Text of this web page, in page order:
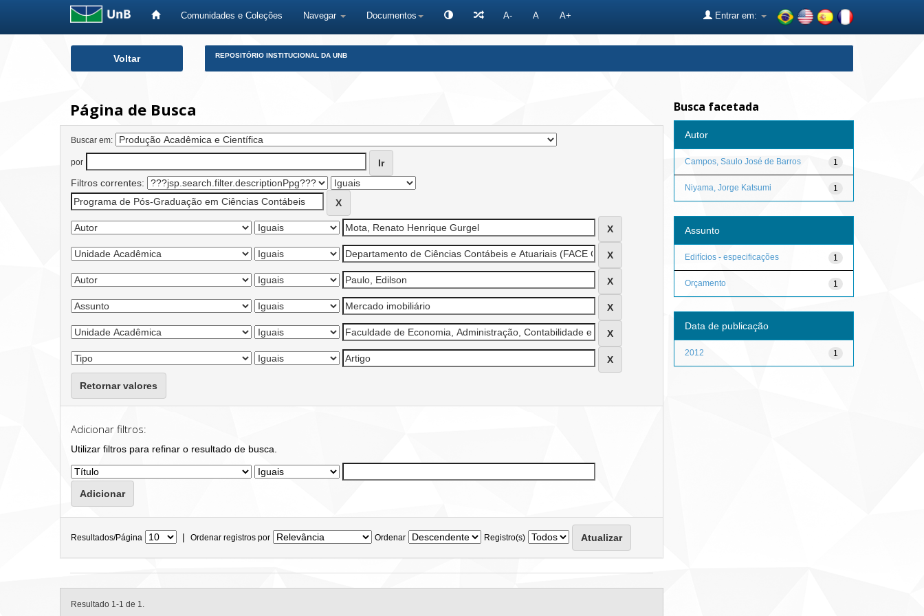
Comunidades e Coleções Navegar Documentos A- A A+ Entrar em:
Voltar REPOSITÓRIO INSTITUCIONAL DA UNB
Página de Busca
Buscar em:
por
Filtros correntes:
Retornar valores
Adicionar filtros:
Utilizar filtros para refinar o resultado de busca.
Resultados/Página | Ordenar registros por Ordenar Registro(s)
Resultado 1-1 de 1.
Busca facetada
Autor
1
Campos, Saulo José de Barros
1
Niyama, Jorge Katsumi
Assunto
1
Edifícios - especificações
1
Orçamento
Data de publicação
1
2012